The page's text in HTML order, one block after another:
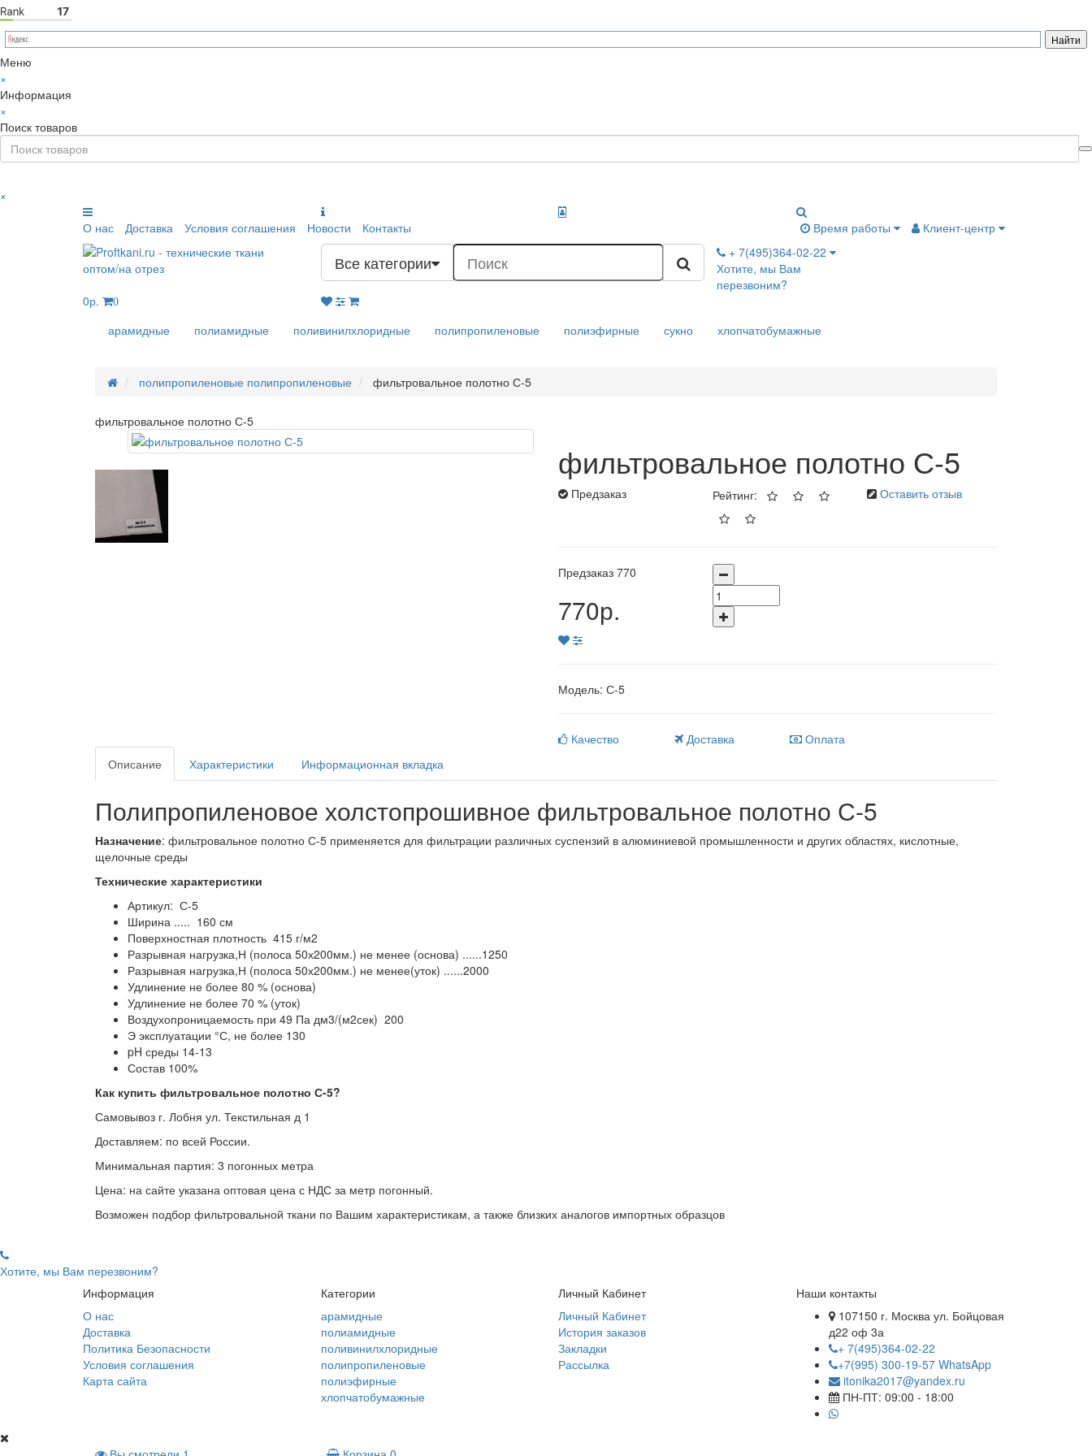
Меню
×
Информация
×
Поиск товаров
×
О нас
Доставка Условия соглашения Новости Контакты Время работы Клиент-центр
Все категории
+ 7(495)364-02-22
Хотите, мы Вам
перезвоним?
0р.
0
арамидные полиамидные поливинилхлоридные полипропиленовые полиэфирные сукно хлопчатобумажные
полипропиленовые полипропиленовые фильтровальное полотно С-5
фильтровальное полотно С-5
фильтровальное полотно С-5
Предзаказ Рейтинг: Оставить отзыв
Предзаказ 770
770р.
Модель: С-5
Качество Доставка
Оплата
Описание
Характеристики Информационная вкладка
Полипропиленовое холстопрошивное фильтровальное полотно С-5
Назначение: фильтровальное полотно С-5 применяется для фильтрации различных суспензий в алюминиевой промышленности и других областях, кислотные,
щелочные среды
Технические характеристики
Артикул: С-5
Ширина ..... 160 см
Поверхностная плотность 415 г/м2
Разрывная нагрузка,Н (полоса 50х200мм.) не менее (основа) ......1250
Разрывная нагрузка,Н (полоса 50х200мм.) не менее(уток) ......2000
Удлинение не более 80 % (основа)
Удлинение не более 70 % (уток)
Воздухопроницаемость при 49 Па дм3/(м2сек) 200
Э эксплуатации °С, не более 130
pH среды 14-13
Состав 100%
Как купить фильтровальное полотно С-5?
Самовывоз г. Лобня ул. Текстильная д 1
Доставляем: по всей России.
Минимальная партия: 3 погонных метра
Цена: на сайте указана оптовая цена с НДС за метр погонный.
Возможен подбор фильтровальной ткани по Вашим характеристикам, а также близких аналогов импортных образцов
Хотите, мы Вам перезвоним?
Информация
О нас
Доставка
Политика Безопасности
Условия соглашения
Карта сайта
Категории
арамидные
полиамидные
поливинилхлоридные
полипропиленовые
полиэфирные
хлопчатобумажные
Личный Кабинет
Личный Кабинет
История заказов
Закладки
Рассылка
Наши контакты
107150 г. Москва ул. Бойцовая
д22 оф 3а
+ 7(495)364-02-22
+7(995) 300-19-57 WhatsApp
itonika2017@yandex.ru
ПН-ПТ: 09:00 - 18:00